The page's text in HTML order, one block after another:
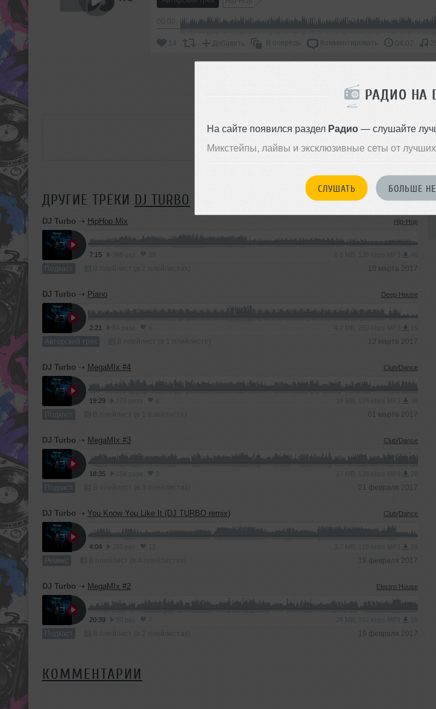
РАДИО НА
На сайте появился раздел Радио— слушайте
Микстейпы, лайвы и эксклюзивные сеты от
СЛУШАТЬ БОЛЬШЕ
Добавить В очередь Комментировать 04:07
ПОДДЕРЖАТЬ АРТИСТА
ДРУГИЕ ТРЕКИ DJ TURBO
DJ Turbo ➝ HipHop Mix Hip-Hop
7:15
Подкаст 18 марта 2017
DJ Turbo ➝ Piano Deep House
2:21
Авторский трек 12 марта 2017
DJ Turbo ➝ MegaMIx #4 Club/Dance
19:29
Подкаст 01 марта 2017
DJ Turbo ➝ MegaMIx #3 Club/Dance
18:35
Подкаст 21 февраля 2017
DJ Turbo ➝ You Know You Like It (DJ TURBO remix) Club/Dance
4:04
Ремикс 19 февраля 2017
DJ Turbo ➝ MegaMIx #2 Electro House
20:39
Подкаст 19 февраля 2017
КОММЕНТАРИИ